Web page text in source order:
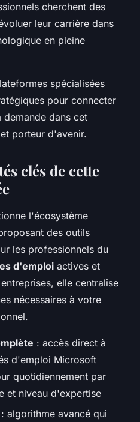
cherchent des
leur carrière dans
en pleine
spécialisées
pour connecter
dans cet
porteur d'avenir.
clés de cette
l'écosystème
des outils
les professionnels du
d'emploi actives et
elle centralise
nécessaires à votre
: accès direct à
d'emploi Microsoft
quotidiennement par
et niveau d'expertise
: algorithme avancé qui